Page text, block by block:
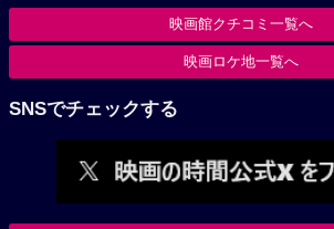
映画館クチコミ一覧へ
映画ロケ地一覧へ
SNSでチェックする